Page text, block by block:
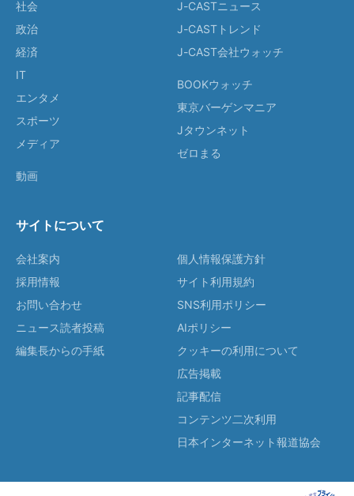
社会
政治
経済
IT
エンタメ
スポーツ
メディア
動画
J-CASTニュース
J-CASTトレンド
J-CAST会社ウォッチ
BOOKウォッチ
東京バーゲンマニア
Jタウンネット
ゼロまる
サイトについて
会社案内
採用情報
お問い合わせ
ニュース読者投稿
編集長からの手紙
個人情報保護方針
サイト利用規約
SNS利用ポリシー
AIポリシー
クッキーの利用について
広告掲載
記事配信
コンテンツ二次利用
日本インターネット報道協会